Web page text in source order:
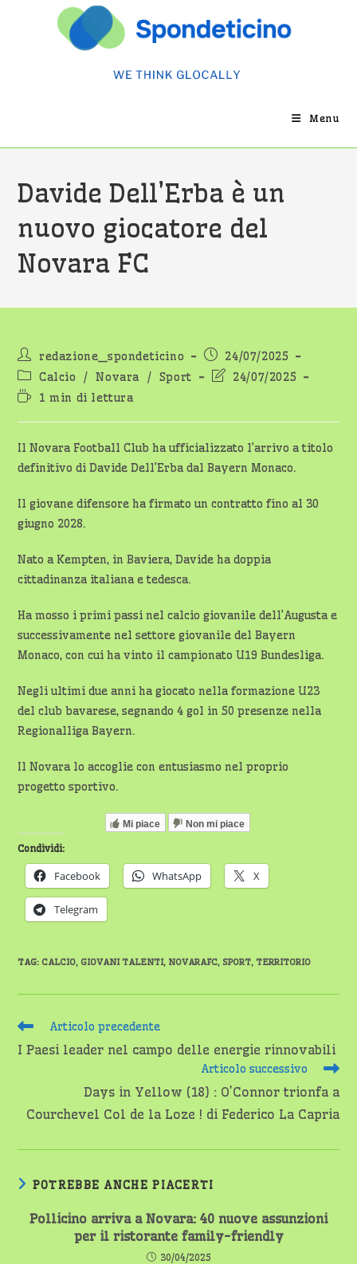
Menu
Davide Dell’Erba è un
nuovo giocatore del
Novara FC
Autore
dell'articolo:
redazione_spondeticino
Articolo
pubblicato:
24/07/2025
Categoria
dell'articolo:
Calcio / Novara / Sport
Ultima24/07/2025
Tempo
lettura:
1 min di lettura
Il Novara Football Club ha ufficializzato l’arrivo a titolo
definitivo di Davide Dell’Erba dal Bayern Monaco.
Il giovane difensore ha firmato un contratto fino al 30
giugno 2028.
Nato a Kempten, in Baviera, Davide ha doppia
cittadinanza italiana e tedesca.
Ha mosso i primi passi nel calcio giovanile dell’Augusta e
successivamente nel settore giovanile del Bayern
Monaco, con cui ha vinto il campionato U19 Bundesliga.
Negli ultimi due anni ha giocato nella formazione U23
del club bavarese, segnando 4 gol in 50 presenze nella
Regionalliga Bayern.
Il Novara lo accoglie con entusiasmo nel proprio
progetto sportivo.
Mi piace Non mi piace
Condividi:
Facebook WhatsApp X
Telegram
TAG: CALCIO, GIOVANI TALENTI, NOVARAFC, SPORT, TERRITORIO
Leggi
articoli
Articolo precedente
I Paesi leader nel campo delle energie rinnovabili
Articolo successivo
Days in Yellow (18) : O’Connor trionfa a
Courchevel Col de la Loze ! di Federico La Capria
POTREBBE ANCHE PIACERTI
Pollicino arriva a Novara: 40 nuove assunzioni
per il ristorante family-friendly
30/04/2025